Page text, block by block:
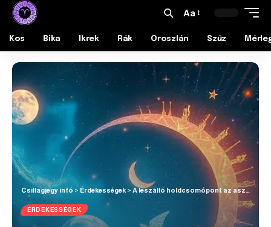
Aa
Kos Bika Ikrek Rák Oroszlán Szűz
Csillagjegy infó > Érdekességek > A leszálló holdcsomópont az asztrológiában
ÉRDEKESSÉGEK